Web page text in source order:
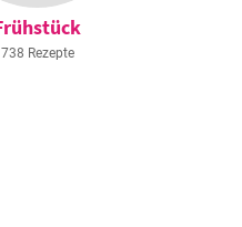
738 Rezepte